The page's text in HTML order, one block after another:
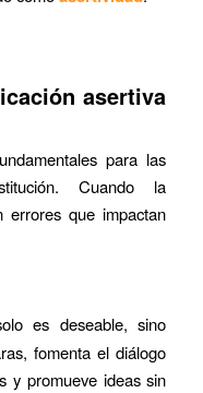
asertiva
para las
Cuando la
errores que impactan
es deseable, sino
fomenta el diálogo
y promueve ideas sin